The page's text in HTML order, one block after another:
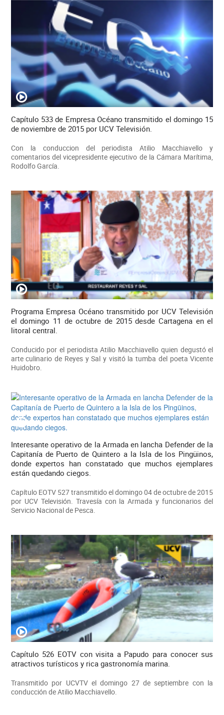
Capítulo 533 de Empresa Océano transmitido el domingo 15
de noviembre de 2015 por UCV Televisión.
Con la conduccion del periodista Atilio Macchiavello y
comentarios del vicepresidente ejecutivo de la Cámara Marítima,
Rodolfo García.
Programa Empresa Océano transmitido por UCV Televisión
el domingo 11 de octubre de 2015 desde Cartagena en el
litoral central.
Conducido por el periodista Atilio Macchiavello quien degustó el
arte culinario de Reyes y Sal y visitó la tumba del poeta Vicente
Huidobro.
Interesante operativo de la Armada en lancha Defender de la
Capitanía de Puerto de Quintero a la Isla de los Pingüinos,
donde expertos han constatado que muchos ejemplares
están quedando ciegos.
Capítulo EOTV 527 transmitido el domingo 04 de octubre de 2015
por UCV Televisión. Travesía con la Armada y funcionarios del
Servicio Nacional de Pesca.
Capítulo 526 EOTV con visita a Papudo para conocer sus
atractivos turísticos y rica gastronomía marina.
Transmitido por UCVTV el domingo 27 de septiembre con la
conducción de Atilio Macchiavello.